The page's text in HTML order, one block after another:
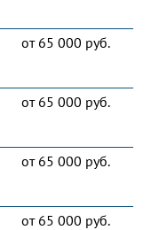
от 65 000 руб.
от 65 000 руб.
от 65 000 руб.
от 65 000 руб.